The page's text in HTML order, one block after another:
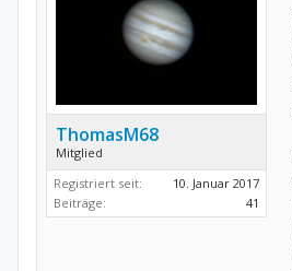
ThomasM68
Mitglied
Registriert seit:
10. Januar 2017
Beiträge:
41